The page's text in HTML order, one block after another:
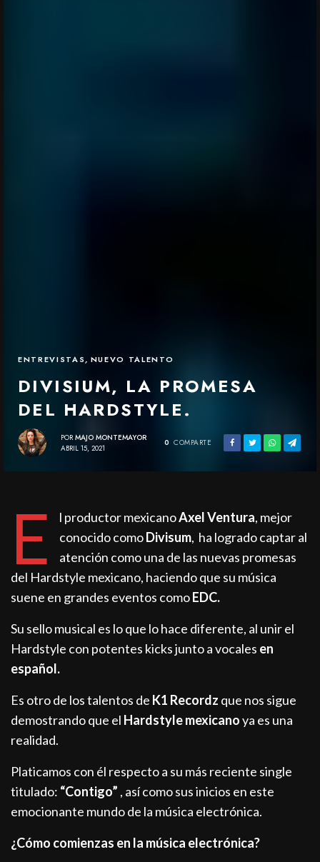
ENTREVISTAS, NUEVO TALENTO
DIVISIUM, LA PROMESA
DEL HARDSTYLE.
POR MAJO MONTEMAYOR
ABRIL 15, 2021
0 COMPARTE
E l productor mexicanoAxel Ventura, mejor
conocido comoDivisum, ha logrado captar al
atención como una de las nuevas promesas
del Hardstyle mexicano, haciendo que su música
suene en grandes eventos comoEDC.
Su sello musical es lo que lo hace diferente, al unir el
Hardstyle con potentes kicks junto a vocales en
español.
Es otro de los talentos de K1 Recordz que nos sigue
demostrando que el Hardstyle mexicanoya es una
realidad.
Platicamos con él respecto a su más reciente single
titulado: “Contigo” , así como sus inicios en este
emocionante mundo de la música electrónica.
¿Cómo comienzas en la música electrónica?